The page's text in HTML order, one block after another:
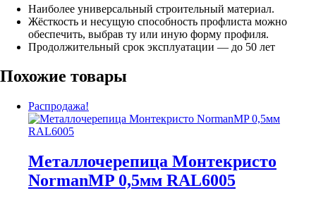
Наиболее универсальный строительный материал.
Жёсткость и несущую способность профлиста можно
обеспечить, выбрав ту или иную форму профиля.
Продолжительный срок эксплуатации — до 50 лет
Похожие товары
Распродажа!
Металлочерепица Монтекристо
NormanMP 0,5мм RAL6005